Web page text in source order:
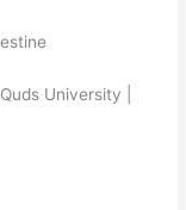
University |